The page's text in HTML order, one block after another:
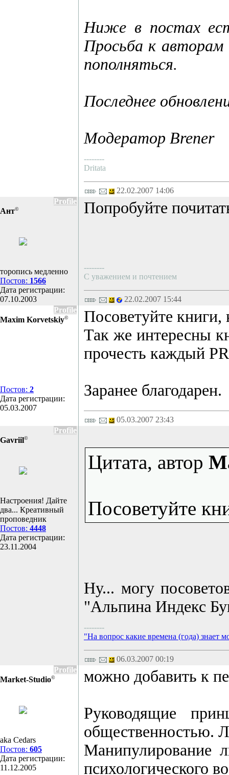
Ниже в постах
Просьба к авторам
пополняться.
Последнее
Модератор Brener
--------
Dritata
22.02.2007 14:06
Profile
Ант©
торопись медленно
Постов: 1566
Дата регистрации:
07.10.2003
Попробуйте
--------
С уважением и почтением
22.02.2007 15:44
Profile
Maxim Korvetskiy©
Постов: 2
Дата регистрации:
05.03.2007
Посоветуйте книги,
Так же интересны
прочесть каждый
Заранее благодарен.
05.03.2007 23:43
Profile
Gavriil©
Настроения! Дайте
два... Креативный
проповедник
Постов: 4448
Дата регистрации:
23.11.2004
Цитата, автор
Посоветуйте
Ну... могу
"Альпина Индекс
--------
"На вопрос какие времена (года) знает
06.03.2007 00:19
Profile
Market-Studio©
aka Cedars
Постов: 605
Дата регистрации:
11.12.2005
можно добавить к
Руководящие
общественностью.
Манипулирование
психологического